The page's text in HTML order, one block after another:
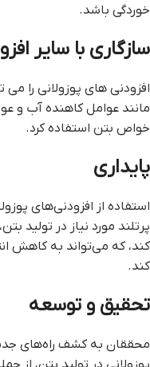
خوردگی باشد.
سازگاری با سایر
افزودنی های پوزولانی را می
مانند عوامل کاهنده آب و
خواص بتن استفاده کرد.
پایداری
استفاده از افزودنی‌های
پرتلند مورد نیاز در تولید
کند، که می‌تواند به کاهش
کند.
تحقیق و توسعه
محققان به کشف راه‌های جدید